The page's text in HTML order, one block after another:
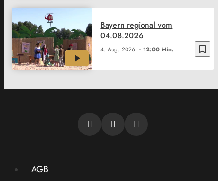
bookmark_border
4. Aug. 2026 12:00 Min.
Bayern regional vom
04.08.2026
AGB